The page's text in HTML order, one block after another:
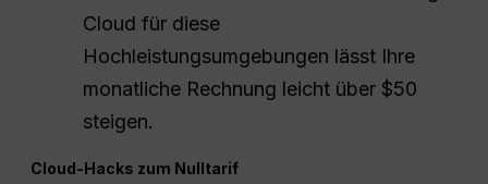
Cloud für diese
Hochleistungsumgebungen lässt Ihre
monatliche Rechnung leicht über $50
steigen.
Cloud-Hacks zum Nulltarif